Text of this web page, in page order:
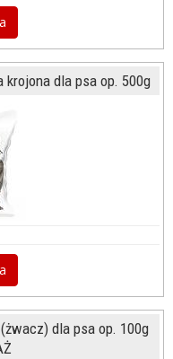
krojona dla psa op. 500g
dla psa op. 100g